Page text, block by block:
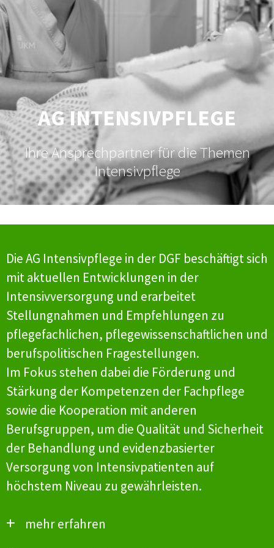
AG INTENSIVPFLEGE
Ihre Ansprechpartner für die Themen
Intensivpflege
Die AG Intensivpflege in der DGF beschäftigt sich
mit aktuellen Entwicklungen in der
Intensivversorgung und erarbeitet
Stellungnahmen und Empfehlungen zu
pflegefachlichen, pflegewissenschaftlichen und
berufspolitischen Fragestellungen.
Im Fokus stehen dabei die Förderung und
Stärkung der Kompetenzen der Fachpflege
sowie die Kooperation mit anderen
Berufsgruppen, um die Qualität und Sicherheit
der Behandlung und evidenzbasierter
Versorgung von Intensivpatienten auf
höchstem Niveau zu gewährleisten.
mehr erfahren